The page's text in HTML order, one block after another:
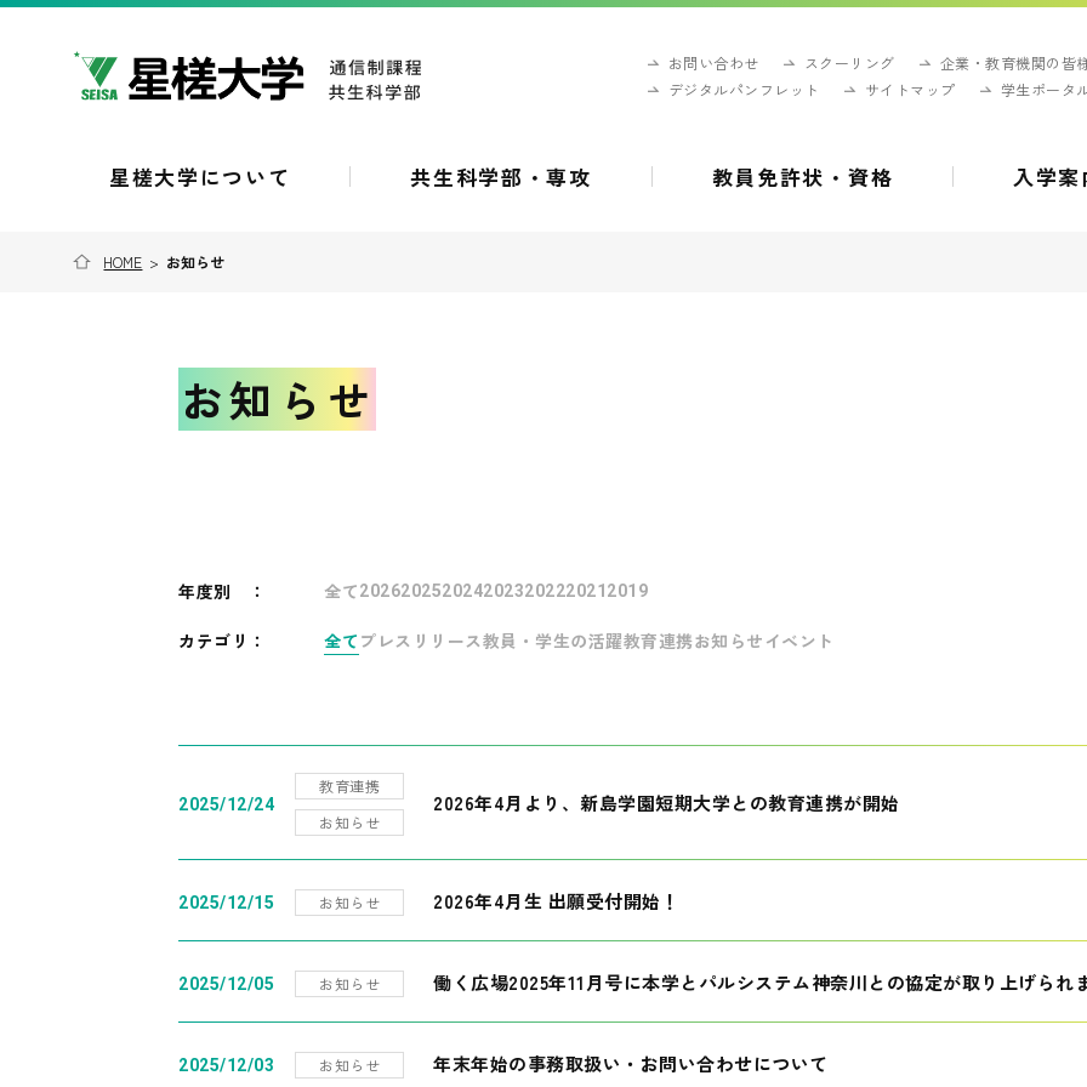
お問い合わせ スクーリング
企業・教育機関の皆
デジタルパンフレット
サイトマップ 学生ポータ
星槎大学について 共生科学部・専攻 教員免許状・資格 入学案
HOME > お知らせ
お知らせ
年度別 ： 全て202620252024202320222021 2019
カテゴリ： 全て プレスリリース教員・学生の活躍教育連携お知らせ イベント
2025/12/24
教育連携
お知らせ
2026年4月より、新島学園短期大学との教育連携が開始
2025/12/15 お知らせ 2026年4月生 出願受付開始！
2025/12/05 お知らせ 働く広場2025年11月号に本学とパルシステム神奈川との協定が取り上げられ
2025/12/03 お知らせ 年末年始の事務取扱い・お問い合わせについて